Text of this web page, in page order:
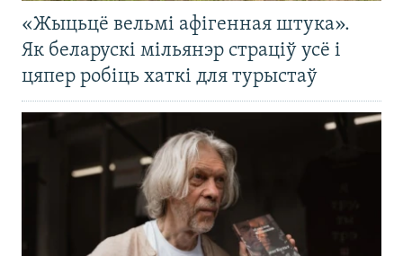
«Жыцьцё вельмі афігенная штука».
Як беларускі мільянэр страціў усё і
цяпер робіць хаткі для турыстаў